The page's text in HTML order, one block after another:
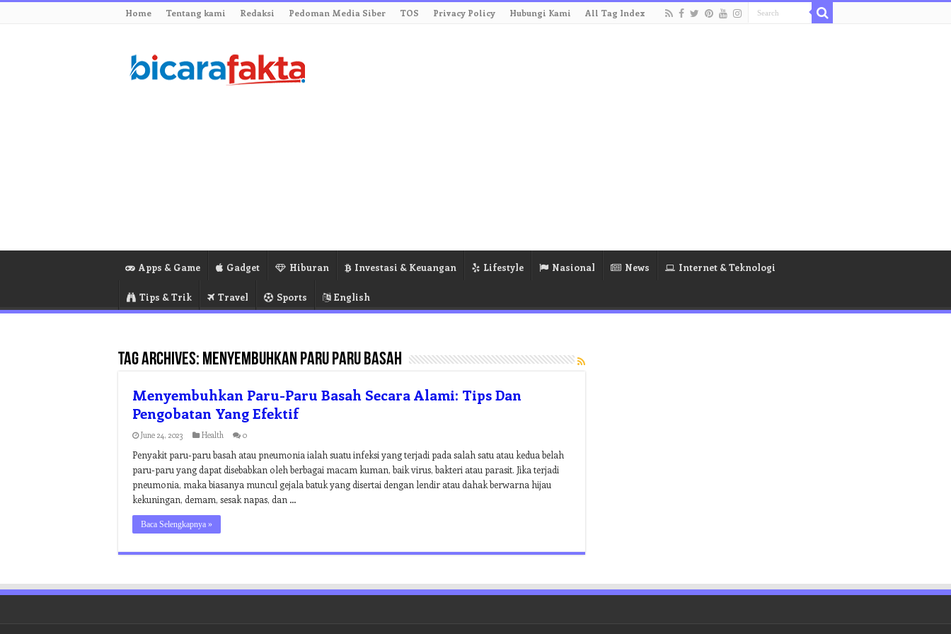
Home Tentang kami Redaksi Pedoman Media Siber TOS Privacy Policy Hubungi Kami All Tag Index
Apps & Game Gadget Hiburan Investasi & Keuangan Lifestyle Nasional News Internet & Teknologi
Tips & Trik Travel Sports English
Tag Archives: menyembuhkan paru paru basah
Menyembuhkan Paru-Paru Basah Secara Alami: Tips Dan
Pengobatan Yang Efektif
June 24, 2023 Health 0
Penyakit paru-paru basah atau pneumonia ialah suatu infeksi yang terjadi pada salah satu atau kedua belah
paru-paru yang dapat disebabkan oleh berbagai macam kuman, baik virus, bakteri atau parasit. Jika terjadi
pneumonia, maka biasanya muncul gejala batuk yang disertai dengan lendir atau dahak berwarna hijau
kekuningan, demam, sesak napas, dan …
Baca Selengkapnya »